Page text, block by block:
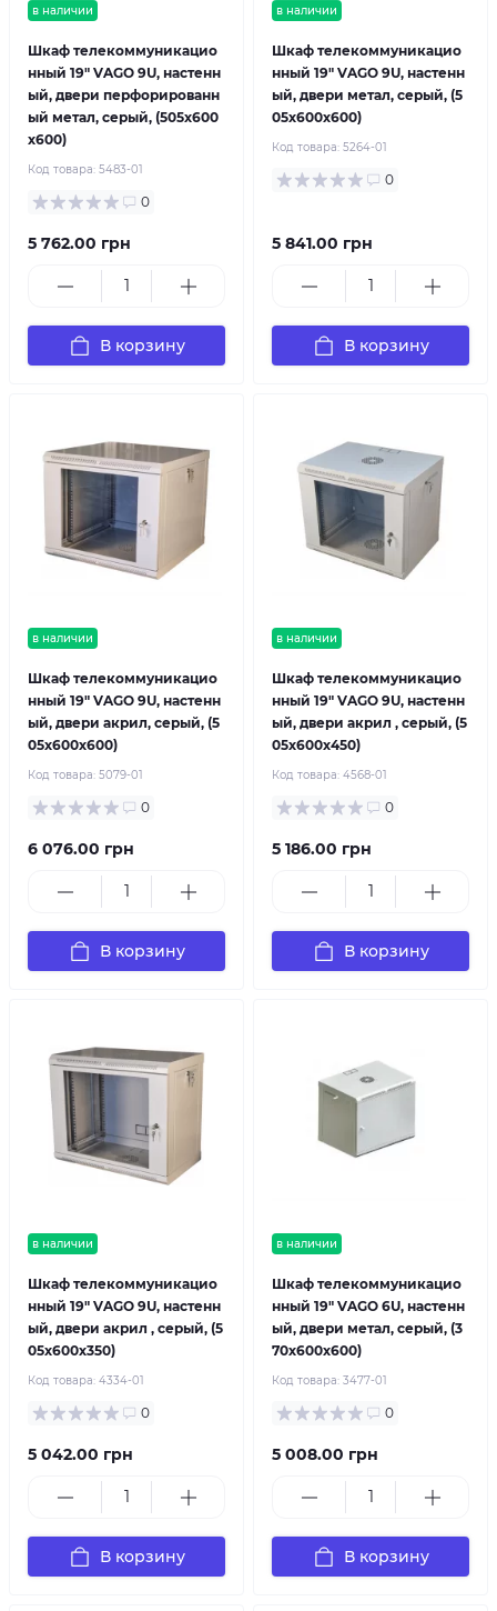
в наличии
Шкаф телекоммуникацио
нный 19" VAGO 9U, настенн
ый, двери перфорированн
ый метал, серый, (505х600
х600)
Код товара: 5483-01
0
5 762.00 грн
В корзину
в наличии
Шкаф телекоммуникацио
нный 19" VAGO 9U, настенн
ый, двери метал, серый, (5
05х600х600)
Код товара: 5264-01
0
5 841.00 грн
В корзину
в наличии
Шкаф телекоммуникацио
нный 19" VAGO 9U, настенн
ый, двери акрил, серый, (5
05х600х600)
Код товара: 5079-01
0
6 076.00 грн
В корзину
в наличии
Шкаф телекоммуникацио
нный 19" VAGO 9U, настенн
ый, двери акрил , серый, (5
05х600х450)
Код товара: 4568-01
0
5 186.00 грн
В корзину
в наличии
Шкаф телекоммуникацио
нный 19" VAGO 9U, настенн
ый, двери акрил , серый, (5
05х600х350)
Код товара: 4334-01
0
5 042.00 грн
В корзину
в наличии
Шкаф телекоммуникацио
нный 19" VAGO 6U, настенн
ый, двери метал, серый, (3
70х600х600)
Код товара: 3477-01
0
5 008.00 грн
В корзину